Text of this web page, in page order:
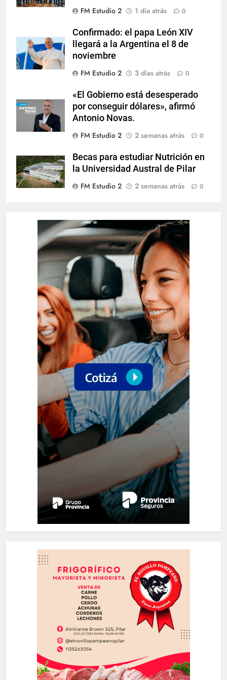
FM Estudio 2 1 día atrás 0
Confirmado: el papa León XIV
llegará a la Argentina el 8 de
noviembre
FM Estudio 2
3 días atrás 0
«El Gobierno está desesperado
por conseguir dólares», afirmó
Antonio Novas.
FM Estudio 2
2 semanas atrás 0
Becas para estudiar Nutrición en
la Universidad Austral de Pilar
FM Estudio 2
2 semanas atrás 0